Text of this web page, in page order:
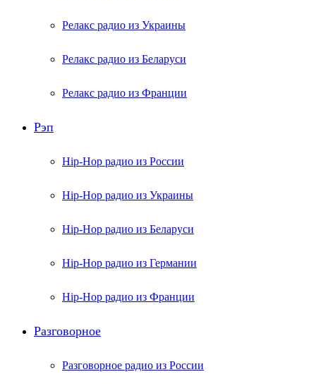
Релакс радио из Украины
Релакс радио из Беларуси
Релакс радио из Франции
Рэп
Hip-Hop радио из России
Hip-Hop радио из Украины
Hip-Hop радио из Беларуси
Hip-Hop радио из Германии
Hip-Hop радио из Франции
Разговорное
Разговорное радио из России